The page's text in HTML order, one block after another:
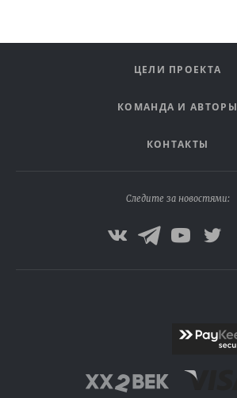
ЦЕЛИ ПРОЕКТА
КОМАНДА И АВТОРЫ
КОНТАКТЫ
Следите за новостями: